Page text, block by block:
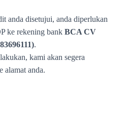
anda disetujui, anda diperlukan
ke rekening bank BCA CV
.
kami akan segera
alamat anda.